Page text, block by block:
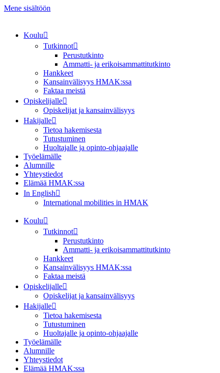
Mene sisältöön
Koulu
Tutkinnot
Perustutkinto
Ammatti- ja erikoisammattitutkinto
Hankkeet
Kansainvälisyys HMAK:ssa
Faktaa meistä
Opiskelijalle
Opiskelijat ja kansainvälisyys
Hakijalle
Tietoa hakemisesta
Tutustuminen
Huoltajalle ja opinto-ohjaajalle
Työelämälle
Alumnille
Yhteystiedot
Elämää HMAK:ssa
In English
International mobilities in HMAK
Koulu
Tutkinnot
Perustutkinto
Ammatti- ja erikoisammattitutkinto
Hankkeet
Kansainvälisyys HMAK:ssa
Faktaa meistä
Opiskelijalle
Opiskelijat ja kansainvälisyys
Hakijalle
Tietoa hakemisesta
Tutustuminen
Huoltajalle ja opinto-ohjaajalle
Työelämälle
Alumnille
Yhteystiedot
Elämää HMAK:ssa